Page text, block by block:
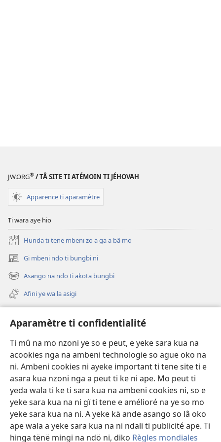
Aparamètre ti confidentialité
Ti mû na mo nzoni ye so e peut, e yeke sara kua na
acookies nga na ambeni technologie so ague oko na
ni. Ambeni cookies ni ayeke important ti tene site ti e
asara kua nzoni nga a peut ti ke ni ape. Mo peut ti
yeda wala ti ke ti sara kua na ambeni cookies ni, so e
yeke sara kua na ni gï ti tene e amélioré na ye so mo
yeke sara kua na ni. A yeke kä ande asango so lâ oko
ape wala a yeke sara kua na ni ndali ti publicité ape. Ti
hinga tënë mingi na ndö ni, diko Règles mondiales
JW.ORG® / TÂ SITE TI ATÉMOIN TI JÉHOVAH
Apparence ti aparamètre
Ti wara aye hio
Hunda ti tene mbeni zo a ga a bâ mo
Gi mbeni ndo ti bungbi ni
(zi
mbeni
fini
page)
Asango na ndö ti akota bungbi
(zi
mbeni
fini
page)
Afini ye wa la asigi
Videos with Audio Descriptions
Gi
A-offrande
(zi
mbeni
fini
page)
BIBLIOTHÈQUE NA NDÖ TI INTERNET
(zi
mbeni
fini
page)
JW Hub ®
(zi
mbeni